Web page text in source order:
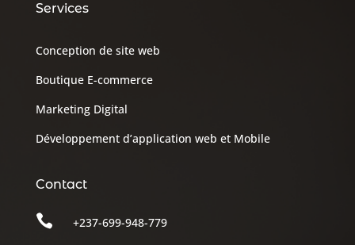
Services
Conception de site web
Boutique E-commerce
Marketing Digital
Développement d’application web et Mobile
Contact
 +237-699-948-779